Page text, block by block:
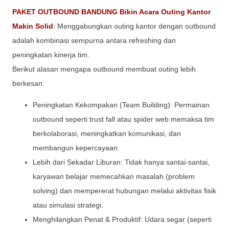
PAKET OUTBOUND BANDUNG Bikin Acara Outing Kantor
Makin Solid . Menggabungkan outing kantor dengan outbound
adalah kombinasi sempurna antara refreshing dan
peningkatan kinerja tim.
Berikut alasan mengapa outbound membuat outing lebih
berkesan:
Peningkatan Kekompakan (Team Building): Permainan
outbound seperti trust fall atau spider web memaksa tim
berkolaborasi, meningkatkan komunikasi, dan
membangun kepercayaan.
Lebih dari Sekadar Liburan: Tidak hanya santai-santai,
karyawan belajar memecahkan masalah (problem
solving) dan mempererat hubungan melalui aktivitas fisik
atau simulasi strategi.
Menghilangkan Penat & Produktif: Udara segar (seperti